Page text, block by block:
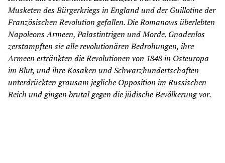
Musketen des Bürgerkriegs in England und der Guillotine der
Französischen Revolution gefallen. Die Romanows überlebten
Napoleons Armeen, Palastintrigen und Morde. Gnadenlos
zerstampften sie alle revolutionären Bedrohungen, ihre
Armeen ertränkten die Revolutionen von 1848 in Osteuropa
im Blut, und ihre Kosaken und Schwarzhundertschaften
unterdrückten grausam jegliche Opposition im Russischen
Reich und gingen brutal gegen die jüdische Bevölkerung vor.